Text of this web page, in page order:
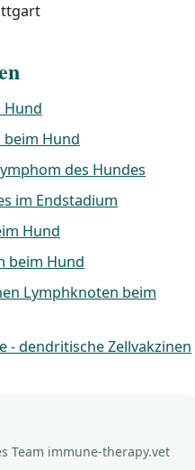
Hund
beim Hund
des Hundes
im Endstadium
Hund
beim Hund
Lymphknoten beim
- dendritische Zellvakzinen
Team immune-therapy.vet